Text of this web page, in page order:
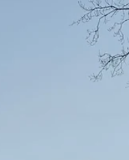
Elle est debout sur mes